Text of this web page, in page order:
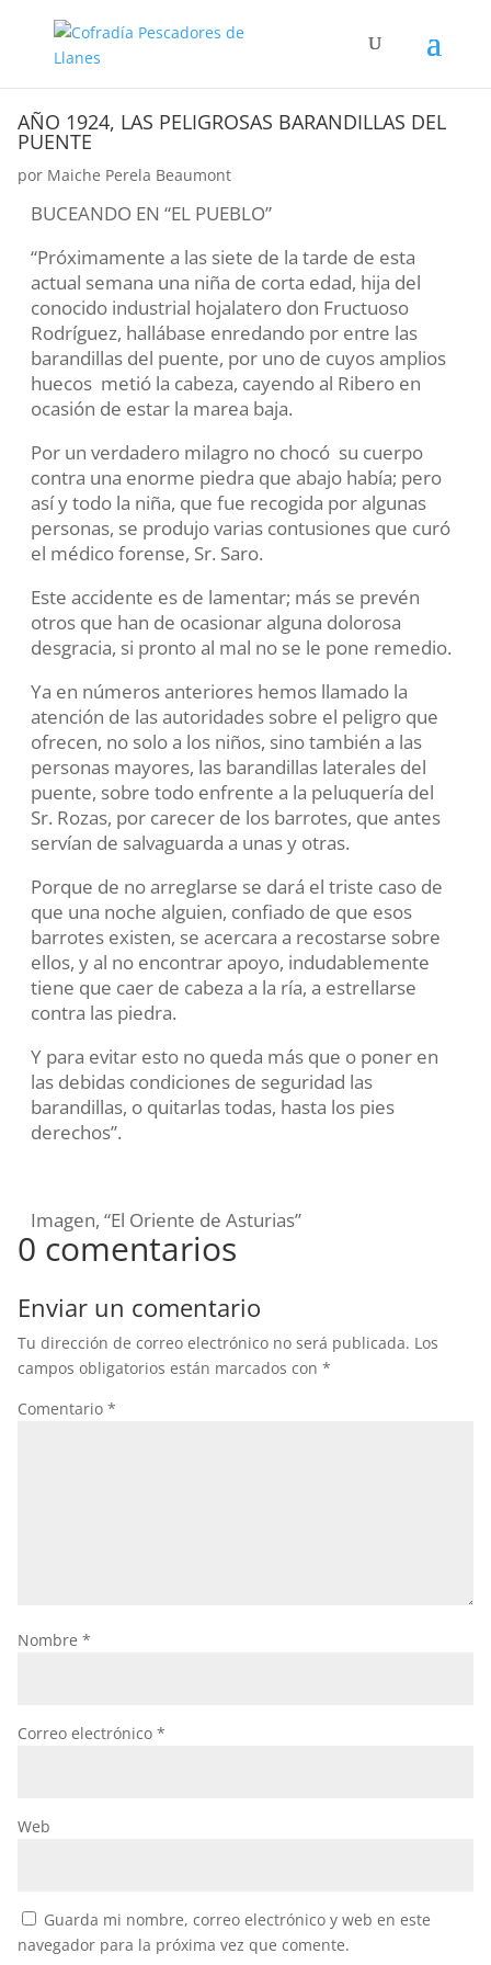
AÑO 1924, LAS PELIGROSAS BARANDILLAS DEL
PUENTE
por Maiche Perela Beaumont
BUCEANDO EN “EL PUEBLO”
“Próximamente a las siete de la tarde de esta
actual semana una niña de corta edad, hija del
conocido industrial hojalatero don Fructuoso
Rodríguez, hallábase enredando por entre las
barandillas del puente, por uno de cuyos amplios
huecos metió la cabeza, cayendo al Ribero en
ocasión de estar la marea baja.
Por un verdadero milagro no chocó su cuerpo
contra una enorme piedra que abajo había; pero
así y todo la niña, que fue recogida por algunas
personas, se produjo varias contusiones que curó
el médico forense, Sr. Saro.
Este accidente es de lamentar; más se prevén
otros que han de ocasionar alguna dolorosa
desgracia, si pronto al mal no se le pone remedio.
Ya en números anteriores hemos llamado la
atención de las autoridades sobre el peligro que
ofrecen, no solo a los niños, sino también a las
personas mayores, las barandillas laterales del
puente, sobre todo enfrente a la peluquería del
Sr. Rozas, por carecer de los barrotes, que antes
servían de salvaguarda a unas y otras.
Porque de no arreglarse se dará el triste caso de
que una noche alguien, confiado de que esos
barrotes existen, se acercara a recostarse sobre
ellos, y al no encontrar apoyo, indudablemente
tiene que caer de cabeza a la ría, a estrellarse
contra las piedra.
Y para evitar esto no queda más que o poner en
las debidas condiciones de seguridad las
barandillas, o quitarlas todas, hasta los pies
derechos”.
Imagen, “El Oriente de Asturias”
0 comentarios
Enviar un comentario
Tu dirección de correo electrónico no será publicada. Los
campos obligatorios están marcados con *
Comentario *
Nombre *
Correo electrónico *
Web
Guarda mi nombre, correo electrónico y web en este
navegador para la próxima vez que comente.